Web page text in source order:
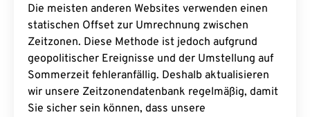
Die meisten anderen Websites verwenden einen
statischen Offset zur Umrechnung zwischen
Zeitzonen. Diese Methode ist jedoch aufgrund
geopolitischer Ereignisse und der Umstellung auf
Sommerzeit fehleranfällig. Deshalb aktualisieren
wir unsere Zeitzonendatenbank regelmäßig, damit
Sie sicher sein können, dass unsere